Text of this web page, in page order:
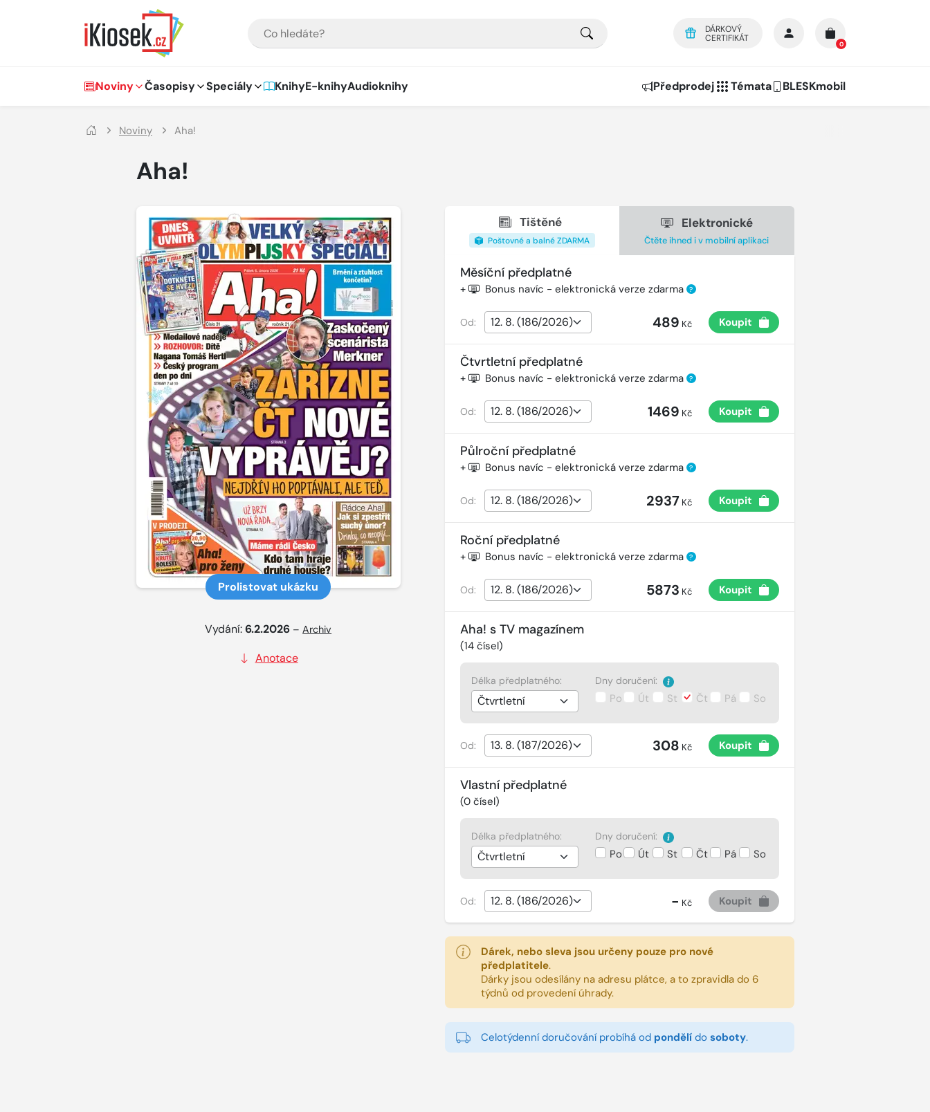
DÁRKOVÝ
CERTIFIKÁT
0
Hlavní navigace
Noviny Časopisy Speciály KnihyE-knihyAudioknihy Předprodej Témata BLESKmobil
Noviny Aha!
Aha!
Prolistovat ukázku
Vydání:6.2.2026 –Archiv
Anotace
Tištěné
Poštovné a balné ZDARMA
Elektronické
Čtěte ihned i v mobilní aplikaci
Měsíční předplatné
+ Bonus navíc - elektronická verze zdarma ?
Od: 489 Kč Koupit
Čtvrtletní předplatné
+ Bonus navíc - elektronická verze zdarma ?
Od: 1469 Kč Koupit
Půlroční předplatné
+ Bonus navíc - elektronická verze zdarma ?
Od: 2937 Kč Koupit
Roční předplatné
+ Bonus navíc - elektronická verze zdarma ?
Od: 5873 Kč Koupit
Aha! s TV magazínem
(14čísel)
Délka předplatného: Dny doručení:
Po Út St Čt Pá So
Od: 308 Kč Koupit
Vlastní předplatné
(0čísel)
Délka předplatného: Dny doručení:
Po Út St Čt Pá So
Od: - Kč Koupit
Dárek, nebo sleva jsou určeny pouze pro nové
předplatitele.
Dárky jsou odesílány na adresu plátce, a to zpravidla do 6
týdnů od provedení úhrady.
Celotýdenní doručování probíhá od pondělído soboty.